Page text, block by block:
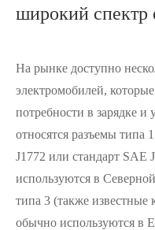
широкий спектр
На рынке доступно
электромобилей,
потребности в зарядке
относятся разъемы типа
J1772 или стандарт SAE
используются в
типа 3 (также известные
обычно используются в